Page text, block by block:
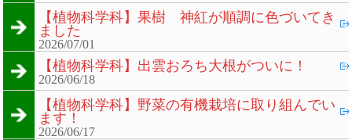
【植物科学科】果樹 神紅が順調に色づいてき
ました
2026/07/01
【植物科学科】出雲おろち大根がついに！
2026/06/18
【植物科学科】野菜の有機栽培に取り組んでい
ます！
2026/06/17